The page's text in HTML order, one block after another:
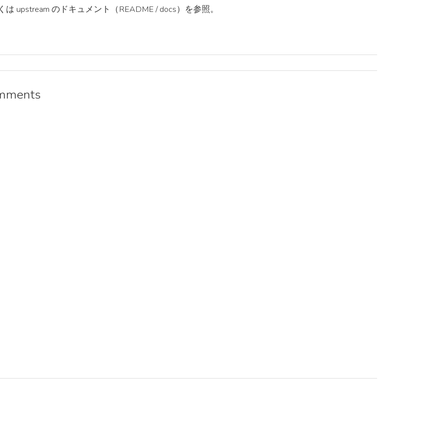
は upstream のドキュメント（README / docs）を参照。